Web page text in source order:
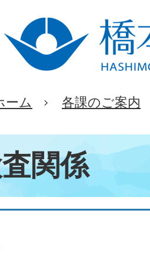
ーム 各課のご案内
関係